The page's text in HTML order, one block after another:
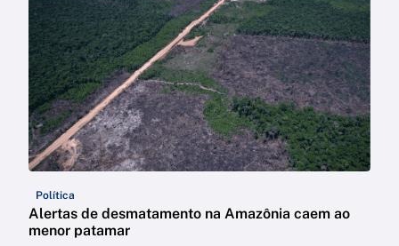
Política
Alertas de desmatamento na Amazônia caem ao
menor patamar